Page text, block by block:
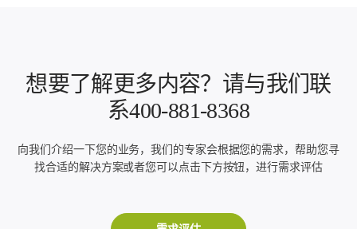
想要了解更多内容？请与我们联
系400-881-8368
向我们介绍一下您的业务，我们的专家会根据您的需求，帮助您寻
找合适的解决方案或者您可以点击下方按钮，进行需求评估